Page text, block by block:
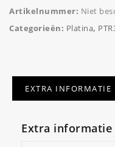
Artikelnummer: Niet
Categorieën: Platina,
EXTRA INFORMATIE
Extra informatie